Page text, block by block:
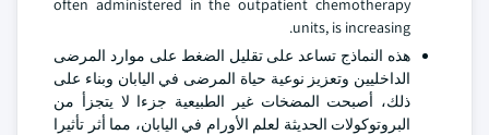
often administered in the outpatient chemotherapy
units, is increasing.
هذه النماذج تساعد على تقليل الضغط على موارد المرضى
الداخليين وتعزيز نوعية حياة المرضى في اليابان وبناء على
ذلك، أصبحت المضخات غير الطبيعية جزءا لا يتجزأ من
البروتوكولات الحديثة لعلم الأورام في اليابان، مما أثر تأثيرا